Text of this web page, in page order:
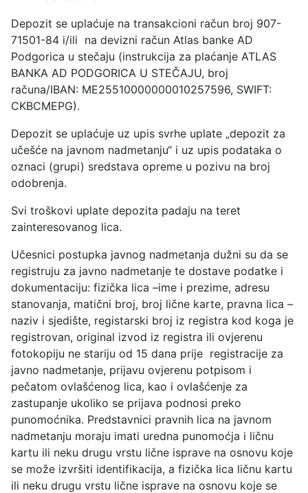
Depozit se uplaćuje na transakcioni račun broj 907-
71501-84 i/ili na devizni račun Atlas banke AD
Podgorica u stečaju (instrukcija za plaćanje ATLAS
BANKA AD PODGORICA U STEČAJU, broj
računa/IBAN: ME25510000000010257596, SWIFT:
CKBCMEPG).
Depozit se uplaćuje uz upis svrhe uplate „depozit za
učešće na javnom nadmetanju“ i uz upis podataka o
oznaci (grupi) sredstava opreme u pozivu na broj
odobrenja.
Svi troškovi uplate depozita padaju na teret
zainteresovanog lica.
Učesnici postupka javnog nadmetanja dužni su da se
registruju za javno nadmetanje te dostave podatke i
dokumentaciju: fizička lica –ime i prezime, adresu
stanovanja, matični broj, broj lične karte, pravna lica –
naziv i sjedište, registarski broj iz registra kod koga je
registrovan, original izvod iz registra ili ovjerenu
fotokopiju ne stariju od 15 dana prije registracije za
javno nadmetanje, prijavu ovjerenu potpisom i
pečatom ovlašćenog lica, kao i ovlašćenje za
zastupanje ukoliko se prijava podnosi preko
punomoćnika. Predstavnici pravnih lica na javnom
nadmetanju moraju imati uredna punomoćja i ličnu
kartu ili neku drugu vrstu lične isprave na osnovu koje
se može izvršiti identifikacija, a fizička lica ličnu kartu
ili neku drugu vrstu lične isprave na osnovu koje se